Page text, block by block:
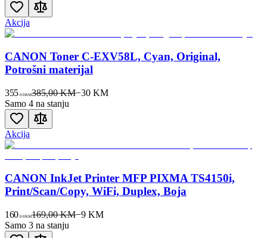
Akcija
CANON Toner C-EXV58L, Cyan, Original,
Potrošni materijal
355 00KM385,00 KM−30 KM
Samo 4 na stanju
Akcija
CANON InkJet Printer MFP PIXMA TS4150i,
Print/Scan/Copy, WiFi, Duplex, Boja
160 00KM169,00 KM−9 KM
Samo 3 na stanju